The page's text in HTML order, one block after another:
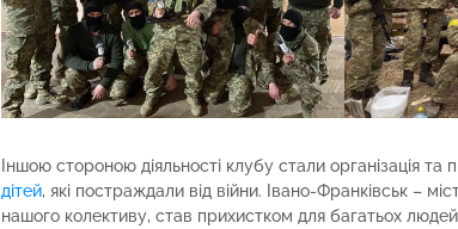
Іншою стороною діяльності клубу стали організація та
дітей, які постраждали від війни. Івано-Франківськ –
нашого колективу, став прихистком для багатьох людей